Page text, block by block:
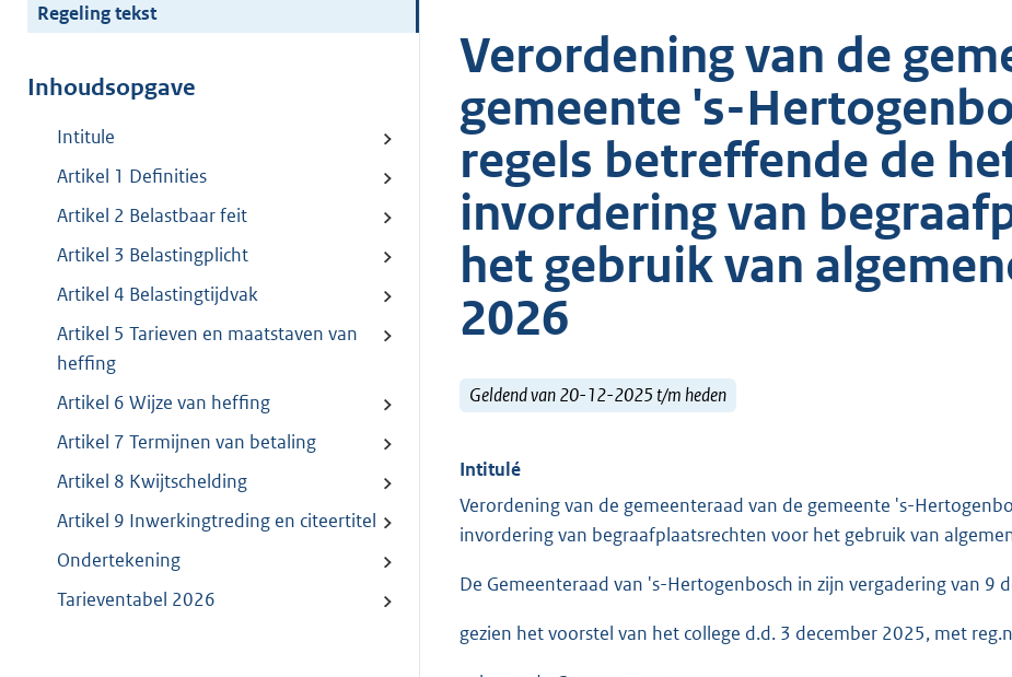
Regeling tekst
Inhoudsopgave
Intitule
Artikel 1 Definities
Artikel 2 Belastbaar feit
Artikel 3 Belastingplicht
Artikel 4 Belastingtijdvak
Artikel 5 Tarieven en maatstaven van
heffing
Artikel 6 Wijze van heffing
Artikel 7 Termijnen van betaling
Artikel 8 Kwijtschelding
Artikel 9 Inwerkingtreding en citeertitel
Ondertekening
Tarieventabel 2026
Verordening van de
gemeente 's-
regels betreffende de
invordering van
het gebruik van
2026
Geldend van 20-12-2025 t/m heden
Intitulé
Verordening van de gemeenteraad van de gemeente 's-
invordering van begraafplaatsrechten voor het gebruik van
De Gemeenteraad van 's-Hertogenbosch in zijn vergadering van 9
gezien het voorstel van het college d.d. 3 december 2025, met